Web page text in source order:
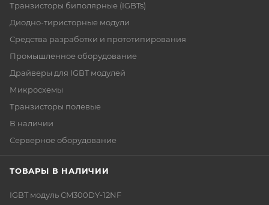
Транзисторы биполярные (IGBTs)
Диодно-тиристорные модули
Средства разработки и прототипирования
Промышленное оборудование
Драйверы для IGBT модулей
Микросхемы
Транзисторы полевые
В наличии
Серверное оборудование
ТОВАРЫ В НАЛИЧИИ
IGBT модуль CM300DY-12NF